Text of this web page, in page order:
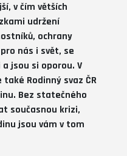
v čím větších
udržení
ochrany
nás i svět, se
jsou si oporou. V
Rodinný svaz ČR
Bez statečného
současnou krizi,
jsou vám v tom